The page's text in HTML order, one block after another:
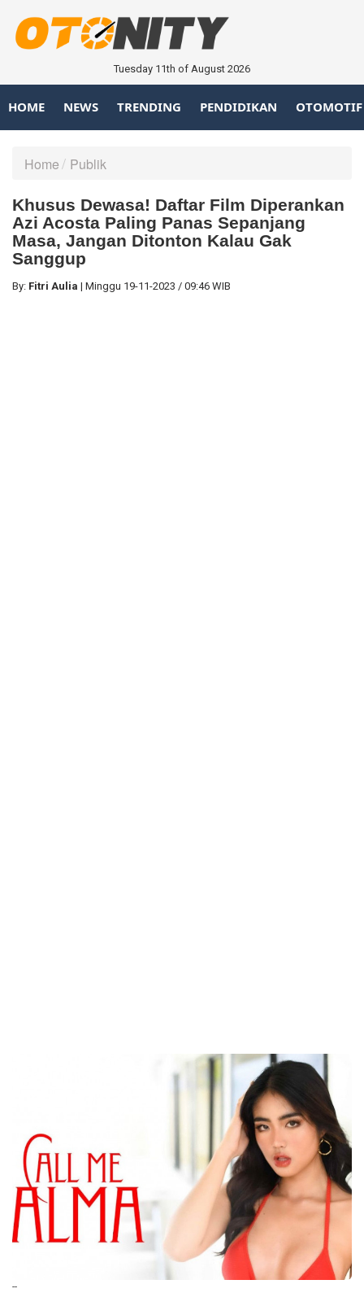
Tuesday 11th of August 2026
HOME NEWS TRENDING PENDIDIKAN OTOMOTIF
Home Publik
Khusus Dewasa! Daftar Film Diperankan
Azi Acosta Paling Panas Sepanjang
Masa, Jangan Ditonton Kalau Gak
Sanggup
By: Fitri Aulia | Minggu 19-11-2023 / 09:46 WIB
--